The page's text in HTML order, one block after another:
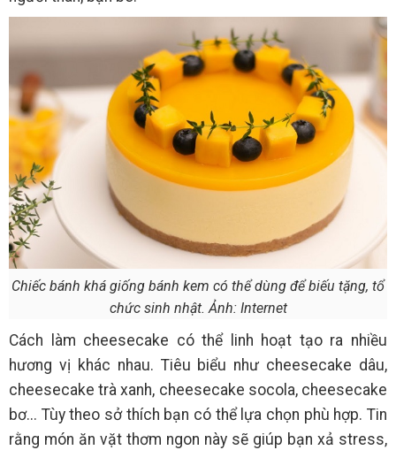
Chiếc bánh khá giống bánh kem có thể dùng để biếu tặng, tổ
chức sinh nhật. Ảnh: Internet
Cách làm cheesecake có thể linh hoạt tạo ra nhiều
hương vị khác nhau. Tiêu biểu như cheesecake dâu,
cheesecake trà xanh, cheesecake socola, cheesecake
bơ... Tùy theo sở thích bạn có thể lựa chọn phù hợp. Tin
rằng món ăn vặt thơm ngon này sẽ giúp bạn xả stress,